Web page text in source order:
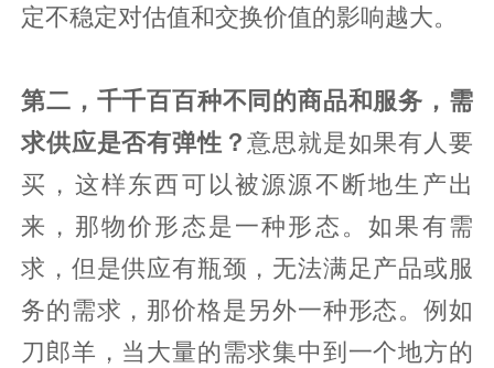
定不稳定对估值和交换价值的影响越大。
第二，千千百百种不同的商品和服务，需
求供应是否有弹性？意思就是如果有人要
买，这样东西可以被源源不断地生产出
来，那物价形态是一种形态。如果有需
求，但是供应有瓶颈，无法满足产品或服
务的需求，那价格是另外一种形态。例如
刀郎羊，当大量的需求集中到一个地方的